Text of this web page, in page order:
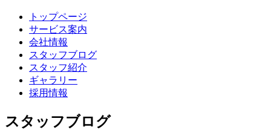
トップページ
サービス案内
会社情報
スタッフブログ
スタッフ紹介
ギャラリー
採用情報
スタッフブログ